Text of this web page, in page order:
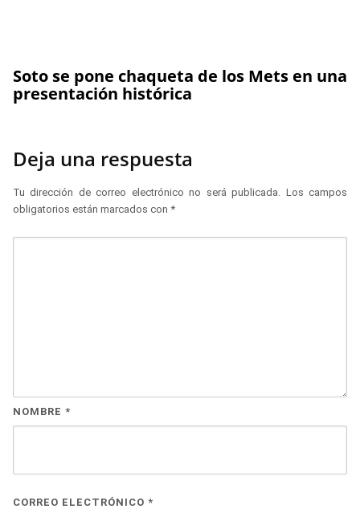
Soto se pone chaqueta de los Mets en una
presentación histórica
Deja una respuesta
Tu dirección de correo electrónico no será publicada. Los campos
obligatorios están marcados con *
NOMBRE *
CORREO ELECTRÓNICO *